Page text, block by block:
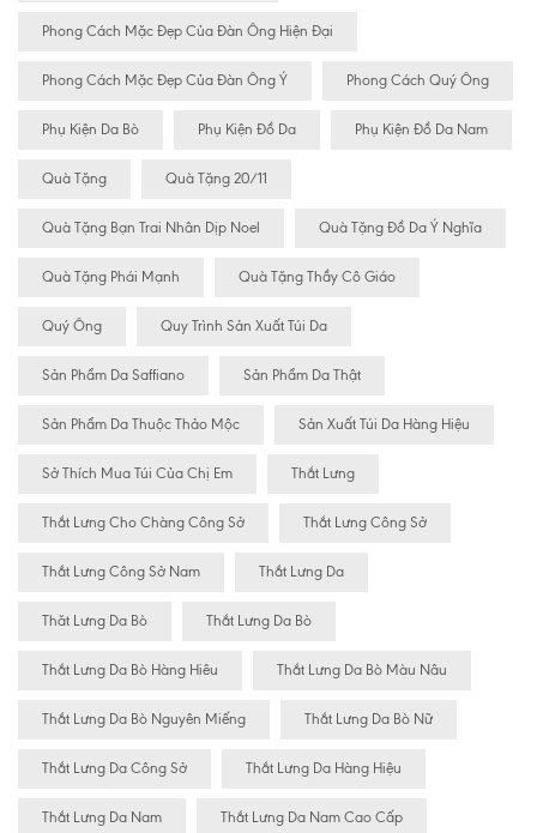
Phong Cách Mặc Đẹp Của Đàn Ông Hiện Đại
Phong Cách Mặc Đẹp Của Đàn Ông Ý Phong Cách Quý Ông
Phụ Kiện Da Bò Phụ Kiện Đồ Da Phụ Kiện Đồ Da Nam
Quà Tặng Quà Tặng 20/11
Quà Tặng Bạn Trai Nhân Dịp Noel Quà Tặng Đồ Da Ý Nghĩa
Quà Tặng Phái Mạnh Quà Tặng Thầy Cô Giáo
Quý Ông Quy Trình Sản Xuất Túi Da
Sản Phẩm Da Saffiano Sản Phẩm Da Thật
Sản Phẩm Da Thuộc Thảo Mộc Sản Xuất Túi Da Hàng Hiệu
Sở Thích Mua Túi Của Chị Em Thắt Lưng
Thắt Lưng Cho Chàng Công Sở Thắt Lưng Công Sở
Thắt Lưng Công Sở Nam Thắt Lưng Da
Thăt Lưng Da Bò Thắt Lưng Da Bò
Thắt Lưng Da Bò Hàng Hiêu Thắt Lưng Da Bò Màu Nâu
Thắt Lưng Da Bò Nguyên Miếng Thắt Lưng Da Bò Nữ
Thắt Lưng Da Công Sở Thắt Lưng Da Hàng Hiệu
Thắt Lưng Da Nam Thắt Lưng Da Nam Cao Cấp